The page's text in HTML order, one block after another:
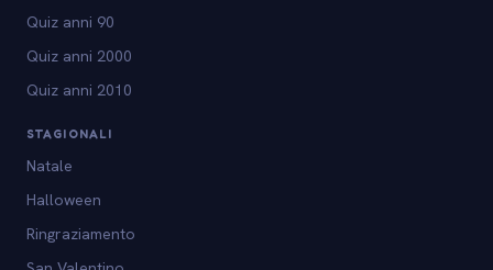
Quiz anni 90
Quiz anni 2000
Quiz anni 2010
STAGIONALI
Natale
Halloween
Ringraziamento